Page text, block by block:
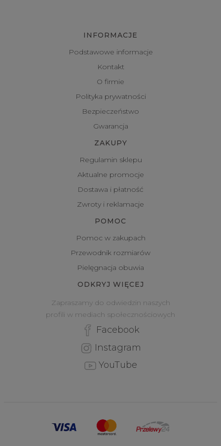
INFORMACJE
Podstawowe informacje
Kontakt
O firmie
Polityka prywatności
Bezpieczeństwo
Gwarancja
ZAKUPY
Regulamin sklepu
Aktualne promocje
Dostawa i płatność
Zwroty i reklamacje
POMOC
Pomoc w zakupach
Przewodnik rozmiarów
Pielęgnacja obuwia
ODKRYJ WIĘCEJ
Zapraszamy do odwiedzin naszych
profili w mediach społecznościowych
Facebook
Instagram
YouTube